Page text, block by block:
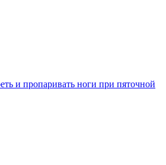
и пропаривать ноги при пяточной